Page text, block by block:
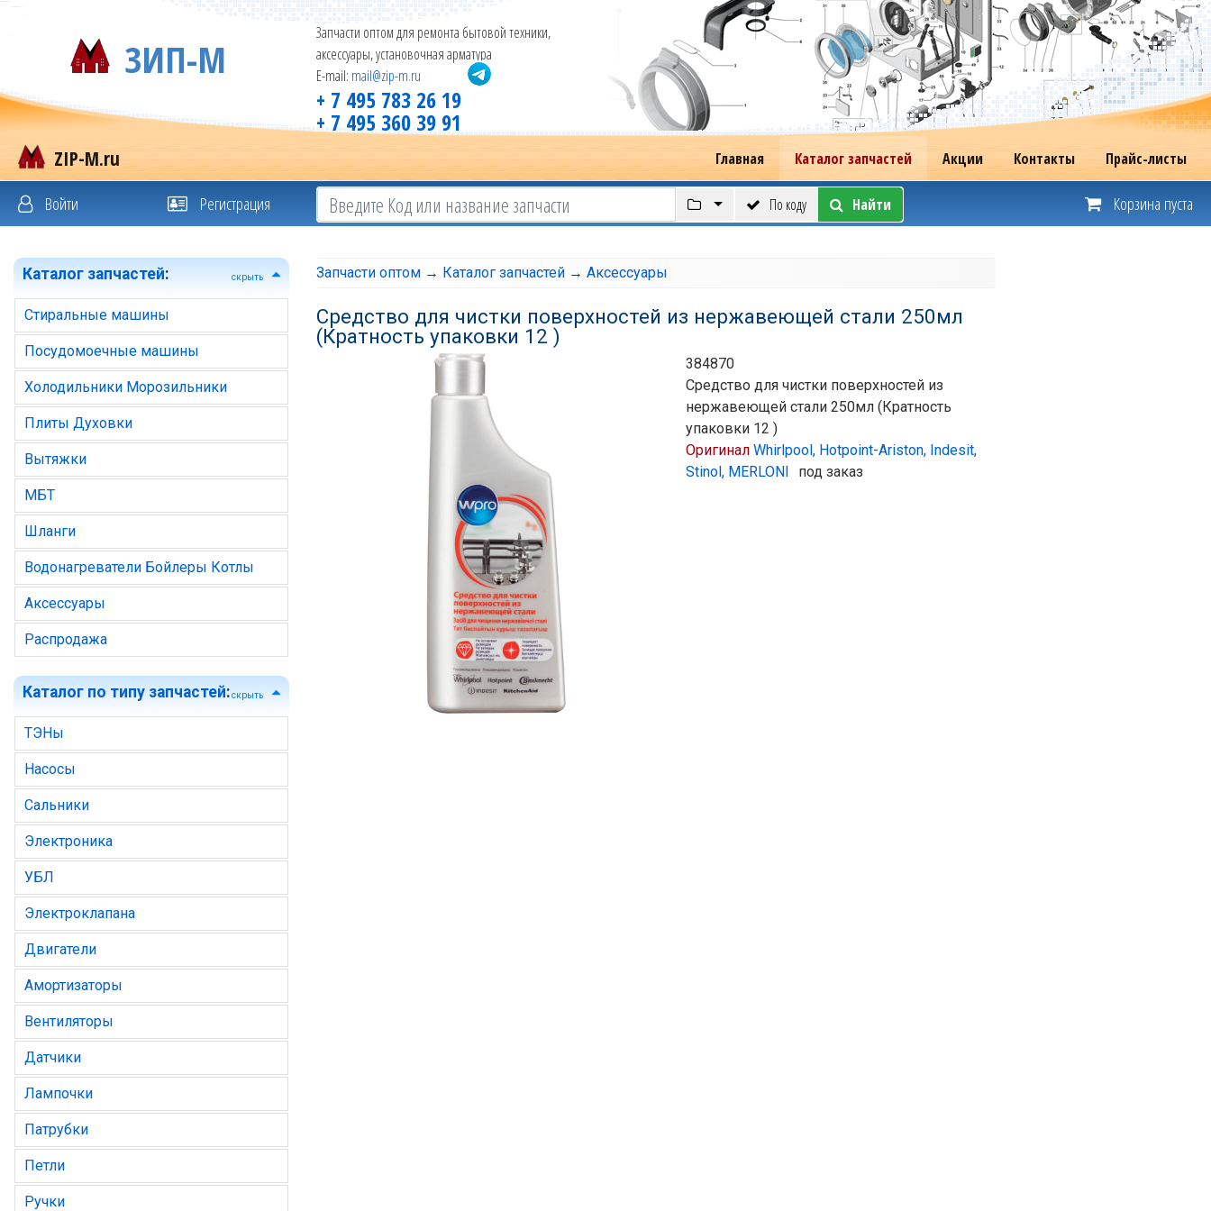
ЗИП-М
Запчасти оптом для ремонта бытовой техники,
аксессуары, установочная арматура
E-mail: mail@zip-m.ru
+ 7 495 783 26 19
+ 7 495 360 39 91
ZIP-M.ru Главная Каталог запчастей Акции Контакты Прайс-листы
Войти Регистрация По коду Найти Корзина пуста
Каталог запчастей: скрыть
Стиральные машины
Посудомоечные машины
Холодильники Морозильники
Плиты Духовки
Вытяжки
МБТ
Шланги
Водонагреватели Бойлеры Котлы
Аксессуары
Распродажа
Каталог по типу запчастей:скрыть
ТЭНы
Насосы
Сальники
Электроника
УБЛ
Электроклапана
Двигатели
Амортизаторы
Вентиляторы
Датчики
Лампочки
Патрубки
Петли
Ручки
Запчасти оптом → Каталог запчастей → Аксессуары
Средство для чистки поверхностей из нержавеющей стали 250мл
(Кратность упаковки 12 )
384870
Средство для чистки поверхностей из
нержавеющей стали 250мл (Кратность
упаковки 12 )
Оригинал Whirlpool, Hotpoint-Ariston, Indesit,
Stinol, MERLONI
под заказ